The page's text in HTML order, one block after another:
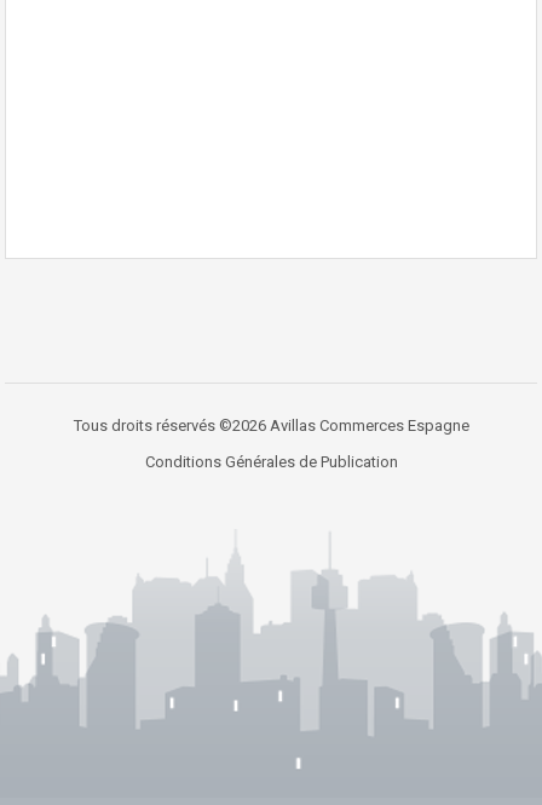
Tous droits réservés ©2026 Avillas Commerces Espagne
Conditions Générales de Publication